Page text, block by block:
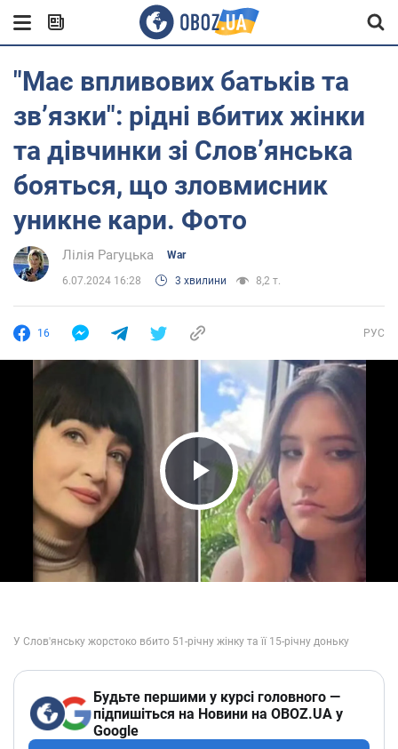
"Має впливових батьків та
звʼязки": рідні вбитих жінки
та дівчинки зі Словʼянська
бояться, що зловмисник
уникне кари. Фото
Лілія Рагуцька War
6.07.2024 16:28 3 хвилини 8,2 т.
16 РУС
Play Video
Будьте першими у курсі головного —
підпишіться на Новини на OBOZ.UA у
Google